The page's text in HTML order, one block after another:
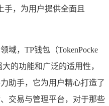
手，为用户提供全面且
域，TP钱包（TokenPocke
的功能和广泛的适用性，
助手，它为用户精心打造了
交易与管理平台，对于那些